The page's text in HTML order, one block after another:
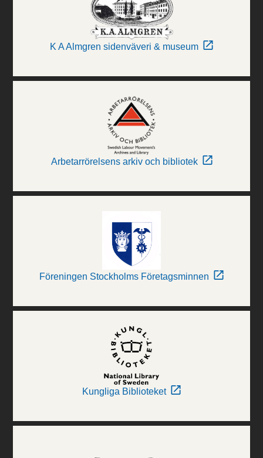
K A Almgren sidenväveri & museum
Arbetarrörelsens arkiv och bibliotek
Föreningen Stockholms Företagsminnen
Kungliga Biblioteket